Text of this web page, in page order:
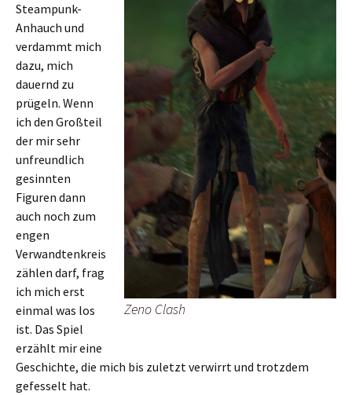
Zeno Clash
Steampunk-
Anhauch und
verdammt mich
dazu, mich
dauernd zu
prügeln. Wenn
ich den Großteil
der mir sehr
unfreundlich
gesinnten
Figuren dann
auch noch zum
engen
Verwandtenkreis
zählen darf, frag
ich mich erst
einmal was los
ist. Das Spiel
erzählt mir eine
Geschichte, die mich bis zuletzt verwirrt und trotzdem
gefesselt hat.